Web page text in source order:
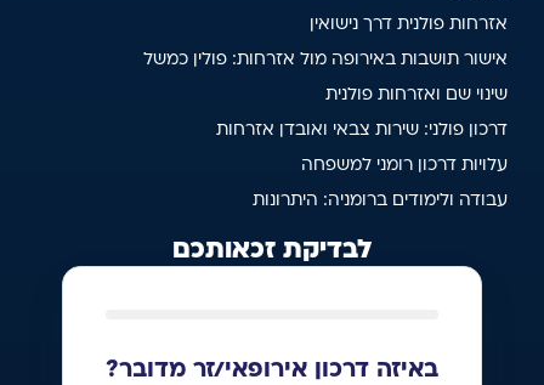
אזרחות פולנית דרך נישואין
אישור תושבות באירופה מול אזרחות: פולין כמשל
שינוי שם ואזרחות פולנית
דרכון פולני: שירות צבאי ואובדן אזרחות
עלויות דרכון רומני למשפחה
עבודה ולימודים ברומניה: היתרונות
לבדיקת זכאותכם
באיזה דרכון אירופאי/זר מדובר?